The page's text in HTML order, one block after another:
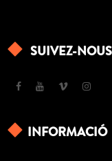
SUIVEZ-NOUS
INFORMACIÓ